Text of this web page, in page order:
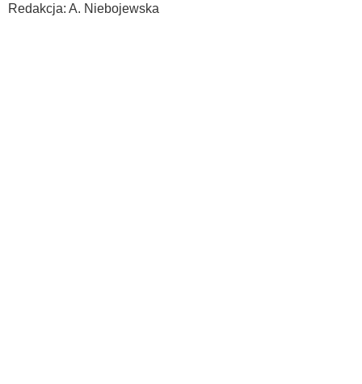
Redakcja: A. Niebojewska